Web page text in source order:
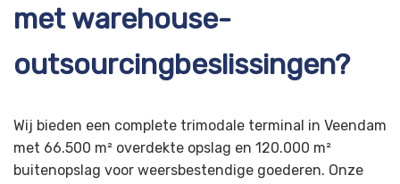
met warehouse-
outsourcingbeslissingen?
Wij bieden een complete trimodale terminal in Veendam
met 66.500 m² overdekte opslag en 120.000 m²
buitenopslag voor weersbestendige goederen. Onze